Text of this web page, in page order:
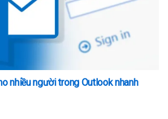
nhiều người trong Outlook nhanh